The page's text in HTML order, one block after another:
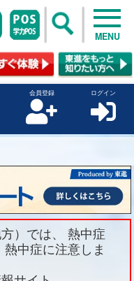
MENU
会員登録 ログイン
）では、 熱中症
中症に注意しま